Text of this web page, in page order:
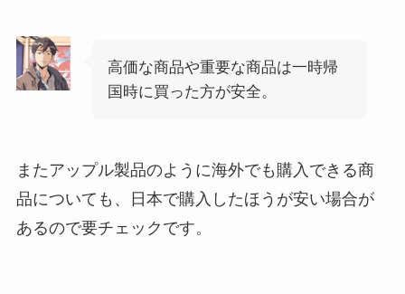
高価な商品や重要な商品は一時帰
国時に買った方が安全。
またアップル製品のように海外でも購入できる商
品についても、日本で購入したほうが安い場合が
あるので要チェックです。